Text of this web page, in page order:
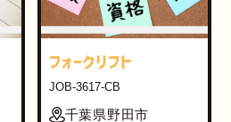
フォークリフト
JOB-3617-CB
千葉県野田市